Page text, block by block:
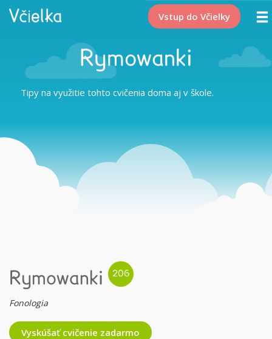
Vstup do Včielky
Rymowanki
Tipy na využitie tohto cvičenia doma aj v škole.
Rymowanki
Fonologia
Vyskúšať cvičenie zadarmo